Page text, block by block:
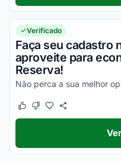
Verificado
Faça seu cadastro
aproveite para
Reserva!
Este cupom funcionou
Este cupom não